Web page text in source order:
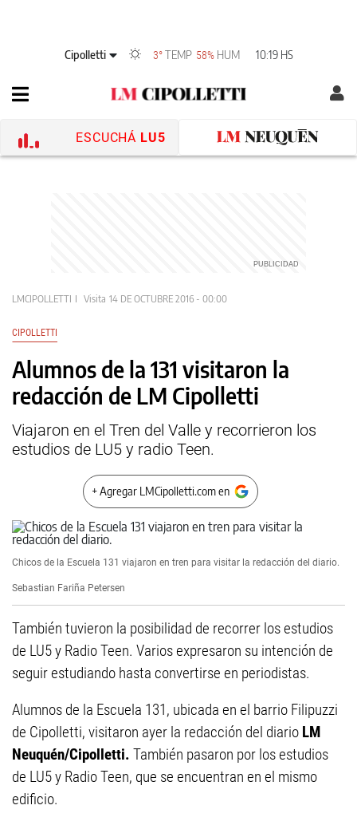
Cipolletti 3° TEMP 58% HUM 10:19 HS
ESCUCHÁ LU5
LMCIPOLLETTI Visita 14 DE OCTUBRE 2016 - 00:00
CIPOLLETTI
Alumnos de la 131 visitaron la
redacción de LM Cipolletti
Viajaron en el Tren del Valle y recorrieron los
estudios de LU5 y radio Teen.
+ Agregar LMCipolletti.com en
Chicos de la Escuela 131 viajaron en tren para visitar la redacción del diario.
Sebastian Fariña Petersen
También tuvieron la posibilidad de recorrer los estudios
de LU5 y Radio Teen. Varios expresaron su intención de
seguir estudiando hasta convertirse en periodistas.
Alumnos de la Escuela 131, ubicada en el barrio Filipuzzi
de Cipolletti, visitaron ayer la redacción del diario LM
Neuquén/Cipolletti. También pasaron por los estudios
de LU5 y Radio Teen, que se encuentran en el mismo
edificio.